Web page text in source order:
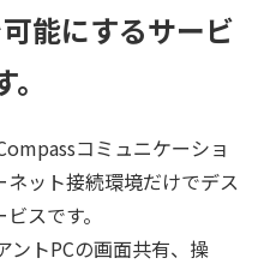
能にするサービ
コミュニケーショ
ット接続環境だけでデス
スです。
ントPCの画面共有、操